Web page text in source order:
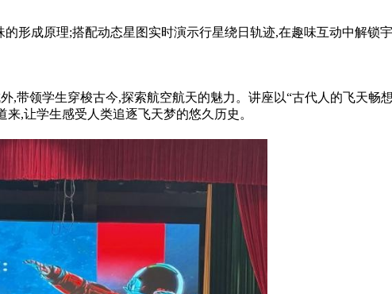
形成原理;搭配动态星图实时演示行星绕日轨迹,在趣味互动中解锁宇
带领学生穿梭古今,探索航空航天的魅力。讲座以“古代人的飞天畅
,让学生感受人类追逐飞天梦的悠久历史。